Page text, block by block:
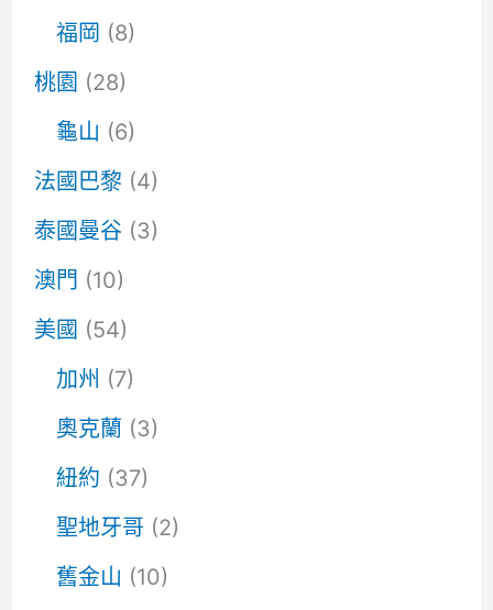
福岡 (8)
桃園 (28)
龜山 (6)
法國巴黎 (4)
泰國曼谷 (3)
澳門 (10)
美國 (54)
加州 (7)
奧克蘭 (3)
紐約 (37)
聖地牙哥 (2)
舊金山 (10)